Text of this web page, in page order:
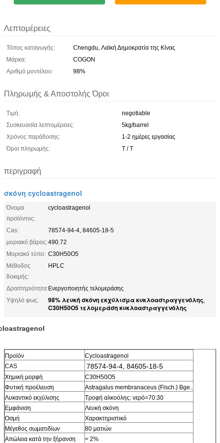
Λεπτομέρειες
Τόπος καταγωγής:
Chengdu, Λαϊκή Δημοκρατία της Κίνας
Μάρκα:
COGON
Αριθμό μοντέλου:
98%
Πληρωμής & Αποστολής Όροι
Τιμή:
negotiable
Συσκευασία λεπτομέρειες:
5kg/barrel
Χρόνος παράδοσης:
1-2 ημέρες εργασίας
Όροι πληρωμής:
T / T
περιγραφή
σκόνη cycloastragenol
Όνομα
προϊόντος:
cycloastragenol
Cas:
78574-94-4, 84605-18-5
μοριακό βάρος:490.72
Μοριακό τύπο: C30H50O5
Μέθοδος
δοκιμής:
HPLC
Δραστηριότητα:Ενεργοποιητής τελομεράσης
Υψηλό φως:
98% λευκή σκόνη εκχύλισμα κυκλοαστραγγενόλης,
C30H50O5 τελομεράση κυκλοαστραγγενόλης
Προϊόν
Cycloastragenol
CAS
78574-94-4, 84605-18-5
Χημική μορφή
C30H50O5
Φυτική προέλευση
Astragalus membranaceus (Fisch.) Bge..
Λυκαντικό εκχύλισης
Τροφή αλκοόλης: νερό=70:30
Εμφάνιση
Λευκή σκόνη
Οσμή
Χαρακτηριστικό
Μέγεθος σωματιδίων
80 ματιών
Απώλεια κατά την ξήρανση
< 2%